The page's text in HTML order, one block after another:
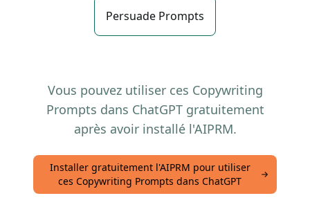
Persuade Prompts
Vous pouvez utiliser ces Copywriting
Prompts dans ChatGPT gratuitement
après avoir installé l'AIPRM.
Installer gratuitement l'AIPRM pour utiliser
ces Copywriting Prompts dans ChatGPT